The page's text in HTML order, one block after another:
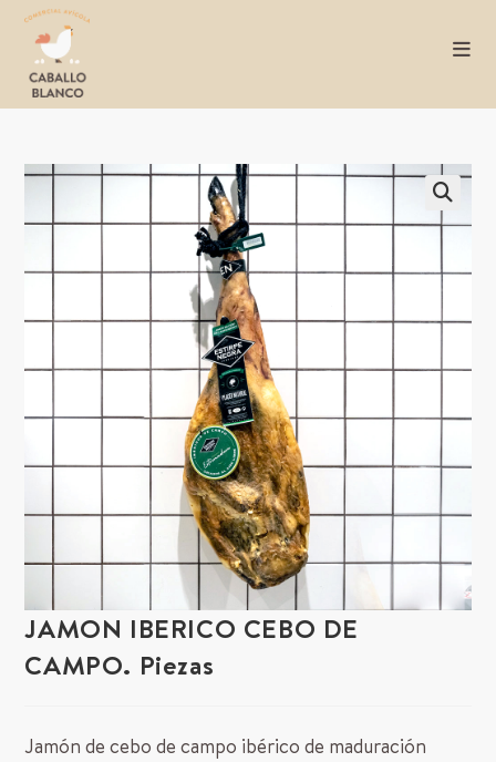
JAMON IBERICO CEBO DE
CAMPO. Piezas
Jamón de cebo de campo ibérico de maduración